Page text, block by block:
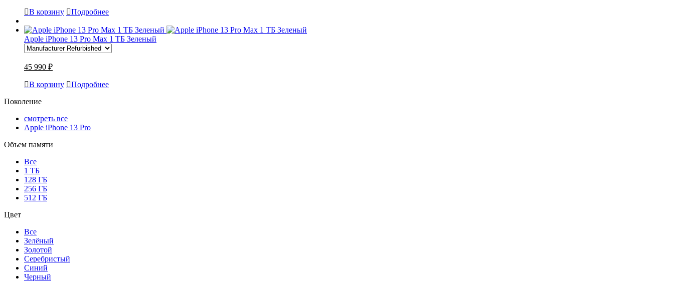
В корзину Подробнее
Apple iPhone 13 Pro Max 1 ТБ Зеленый
45 990 ₽
В корзину
Подробнее
Поколение
смотреть все
Apple iPhone 13 Pro
Объем памяти
Все
1 ТБ
128 ГБ
256 ГБ
512 ГБ
Цвет
Все
Зелёный
Золотой
Серебристый
Синий
Черный